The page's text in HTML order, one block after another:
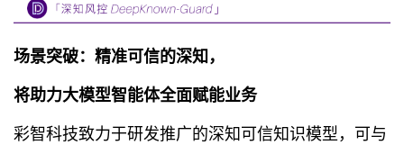
场景突破：精准可信的深知，
将助力大模型智能体全面赋能业务
彩智科技致力于研发推广的深知可信知识模型，可与